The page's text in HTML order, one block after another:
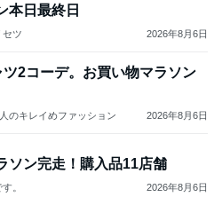
本日最終日
セツ 2026年8月6日
2コーデ。お買い物マラソン
大人のキレイめファッション 2026年8月6日
ソン完走！購入品11店舗
。 2026年8月6日